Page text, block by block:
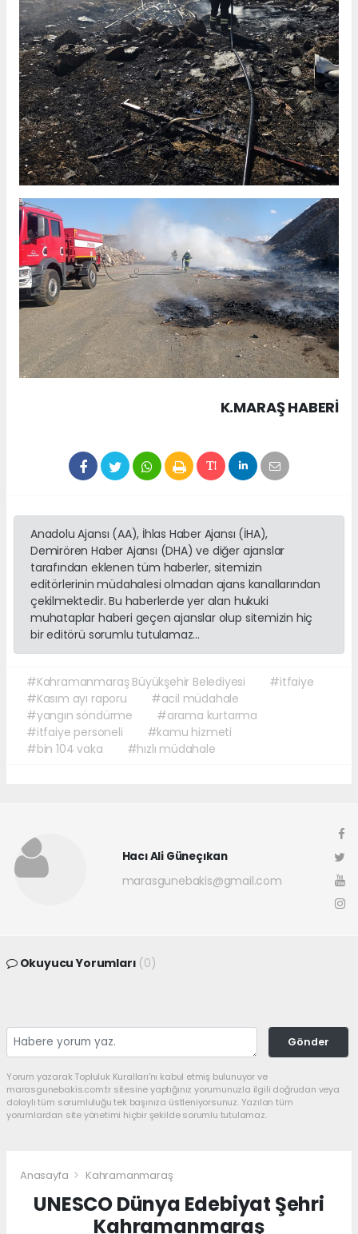
K.MARAŞ HABERİ
Anadolu Ajansı (AA), İhlas Haber Ajansı (İHA),
Demirören Haber Ajansı (DHA) ve diğer ajanslar
tarafından eklenen tüm haberler, sitemizin
editörlerinin müdahalesi olmadan ajans kanallarından
çekilmektedir. Bu haberlerde yer alan hukuki
muhataplar haberi geçen ajanslar olup sitemizin hiç
bir editörü sorumlu tutulamaz...
#Kahramanmaraş Büyükşehir Belediyesi
#itfaiye
#Kasım ayı raporu
#acil müdahale
#yangın söndürme
#arama kurtarma
#itfaiye personeli
#kamu hizmeti
#bin 104 vaka
#hızlı müdahale
Hacı Ali Güneçıkan
marasgunebakis@gmail.com
Okuyucu Yorumları (0)
Gönder
Yorum yazarak Topluluk Kuralları’nı kabul etmiş bulunuyor ve
marasgunebakis.com.tr sitesine yaptığınız yorumunuzla ilgili doğrudan veya
dolaylı tüm sorumluluğu tek başınıza üstleniyorsunuz. Yazılan tüm
yorumlardan site yönetimi hiçbir şekilde sorumlu tutulamaz.
Anasayfa Kahramanmaraş
UNESCO Dünya Edebiyat Şehri
Kahramanmaraş